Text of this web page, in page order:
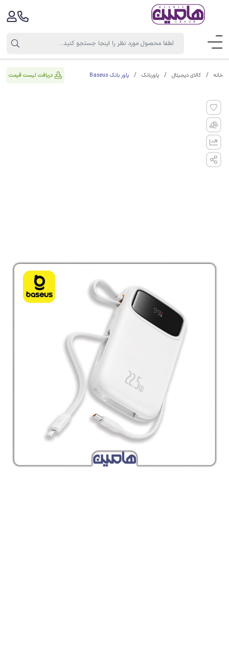
خانه کالای دیجیتال پاوربانک پاور بانک Baseus دریافت لیست قیمت